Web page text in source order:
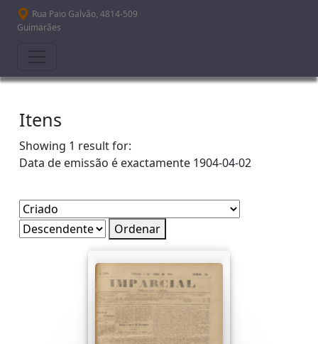
Passar para o conteúdo principal
Rua Paio Galvão, 4814-509
Guimarães
Itens
Showing 1 result for:
Data de emissão é exactamente 1904-04-02
Ordenar